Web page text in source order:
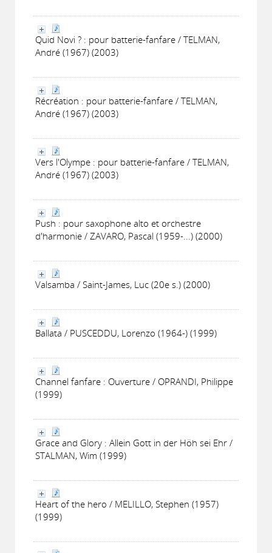
Quid Novi ? : pour batterie-fanfare / TELMAN,
André (1967) (2003)
Récréation : pour batterie-fanfare / TELMAN,
André (1967) (2003)
Vers l'Olympe : pour batterie-fanfare / TELMAN,
André (1967) (2003)
Push : pour saxophone alto et orchestre
d'harmonie / ZAVARO, Pascal (1959-...) (2000)
Valsamba / Saint-James, Luc (20e s.) (2000)
Ballata / PUSCEDDU, Lorenzo (1964-) (1999)
Channel fanfare : Ouverture / OPRANDI, Philippe
(1999)
Grace and Glory : Allein Gott in der Höh sei Ehr /
STALMAN, Wim (1999)
Heart of the hero / MELILLO, Stephen (1957)
(1999)